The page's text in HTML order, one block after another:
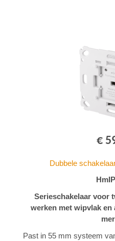
€
Dubbele
Serieschakelaar voor
werken met wipvlak en
Past in 55 mm systeem